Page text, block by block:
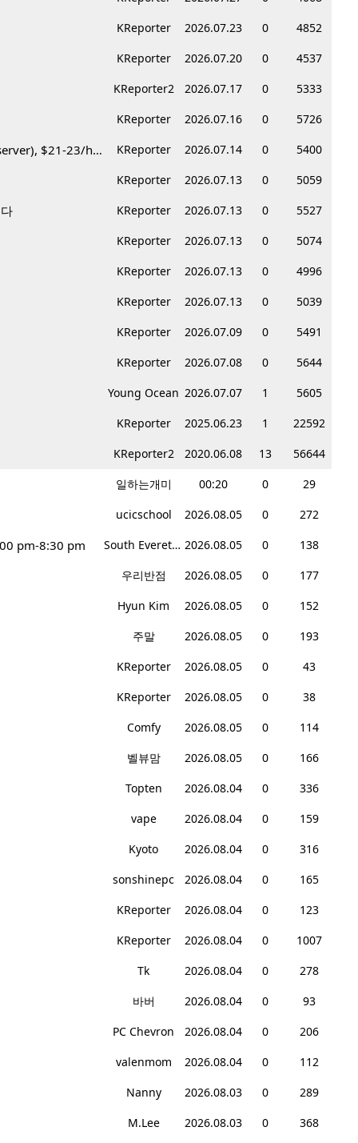
KReporter
2026.07.23 0
4852
KReporter
2026.07.20 0
4537
KReporter2
2026.07.17 0
5333
KReporter
2026.07.16 0 5726
Korean BBQ 레스토랑 서버 & 호스트 구합니다 – Federal Way & Tacoma $45-$60/hr (server), $21-23/hr (Host) KReporter 2026.07.14 0
5400
KReporter
2026.07.13 0 5059
KReporter 2026.07.13 0
5527
KReporter
2026.07.13 0
5074
KReporter
2026.07.13 0
4996
KReporter
2026.07.13 0
5039
KReporter
2026.07.09 0
5491
KReporter
2026.07.08 0
5644
Young Ocean 2026.07.07 1
5605
KReporter
2025.06.23 1
22592
KReporter2
2020.06.08 13
56644
일하는개미
00:20 0
29
ucicschool
2026.08.05 0 272
pm-8:30 pm South Everett Teriyaki 2026.08.05 0
138
우리반점
2026.08.05 0
177
Hyun Kim
2026.08.05 0
152
주말
2026.08.05 0
193
KReporter
2026.08.05 0
43
KReporter
2026.08.05 0
38
Comfy
2026.08.05 0
114
벨뷰맘
2026.08.05 0
166
Topten
2026.08.04 0
336
vape
2026.08.04 0
159
Kyoto
2026.08.04 0
316
sonshinepc
2026.08.04 0
165
KReporter
2026.08.04 0
123
KReporter
2026.08.04 0
1007
Tk
2026.08.04 0
278
바버
2026.08.04 0
93
PC Chevron
2026.08.04 0
206
valenmom
2026.08.04 0
112
Nanny
2026.08.03 0
289
M.Lee
2026.08.03 0 368